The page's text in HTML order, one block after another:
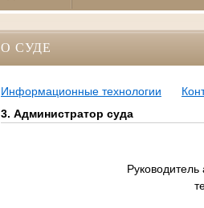
О СУДЕ
Информационные технологии
3. Администратор суда
Руководитель